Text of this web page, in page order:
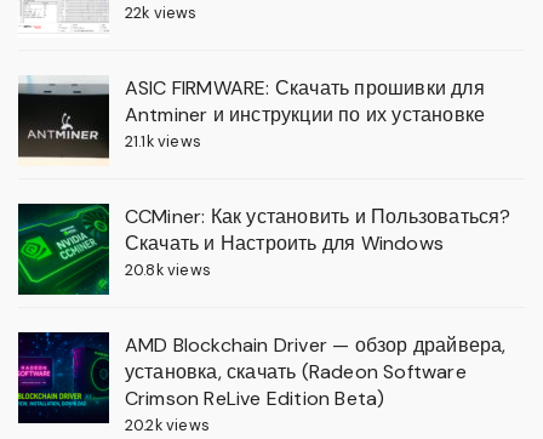
22k views
ASIC FIRMWARE: Скачать прошивки для
Antminer и инструкции по их установке
21.1k views
CCMiner: Как установить и Пользоваться?
Скачать и Настроить для Windows
20.8k views
AMD Blockchain Driver — обзор драйвера,
установка, скачать (Radeon Software
Crimson ReLive Edition Beta)
20.2k views